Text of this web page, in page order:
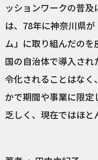
ッションワークの普
は、78年に神奈川県
ム」に取り組んだの
国の自治体で導入さ
令化されることはな
かで期間や事業に限定
乏しく、現在ではほと